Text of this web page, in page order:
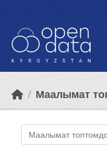
Маалымат